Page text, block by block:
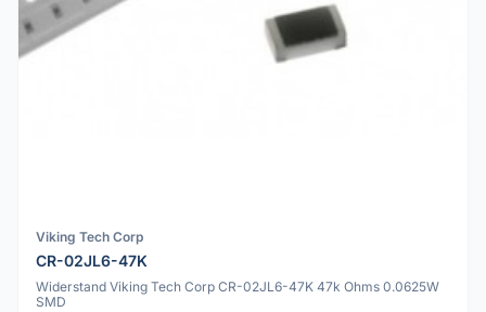
Viking Tech Corp
CR-02JL6-47K
Widerstand Viking Tech Corp CR-02JL6-47K 47k Ohms 0.0625W
SMD